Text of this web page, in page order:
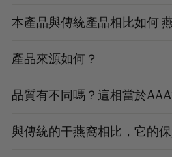
本產品與傳統產品相比如何
產品來源如何？
品質有不同嗎？這相當於
與傳統的干燕窩相比，它的